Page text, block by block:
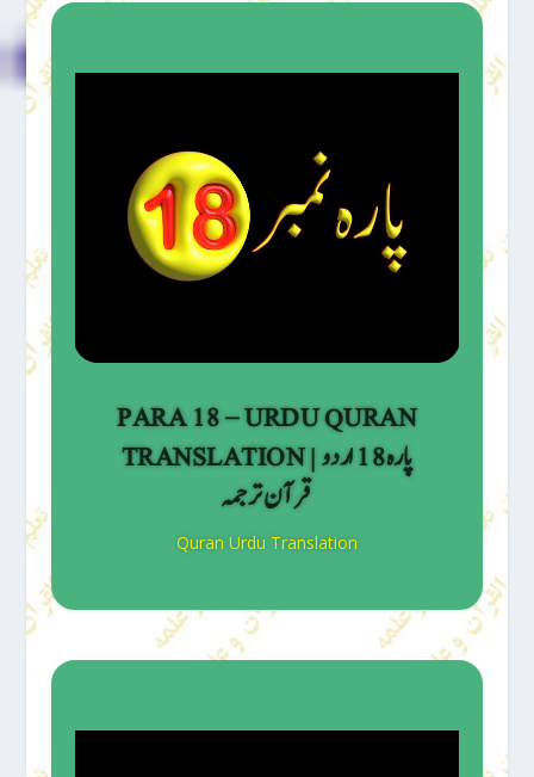
PARA 18 – URDU QURAN
TRANSLATION | پارہ 18 اردو
قرآن ترجمہ
Quran Urdu Translation